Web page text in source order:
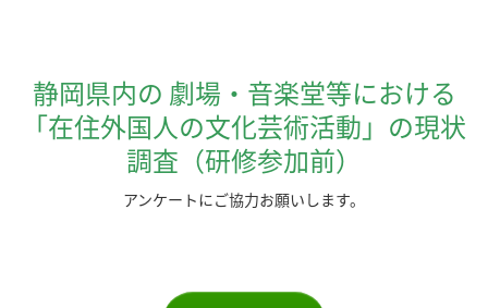
静岡県内の 劇場・音楽堂等における
「在住外国人の文化芸術活動」の現状
調査（研修参加前）
アンケートにご協力お願いします。